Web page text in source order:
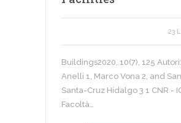
23
Buildings2020, 10(7), 125
Anelli 1, Marco Vona 2, and
Santa-Cruz Hidalgo 3 1 CNR -
Facoltà…